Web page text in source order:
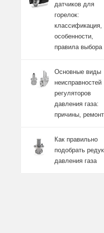
датчиков для
горелок:
классификация,
особенности,
правила выбора
Основные виды
неисправностей
регуляторов
давления газа:
причины, ремонт
Как правильно
подобрать
давления газа